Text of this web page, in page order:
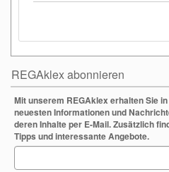
REGAklex abonnieren
Mit unserem REGAklex erhalten Sie
neuesten Informationen und
deren Inhalte per E-Mail. Zusätzlich
Tipps und interessante Angebote.